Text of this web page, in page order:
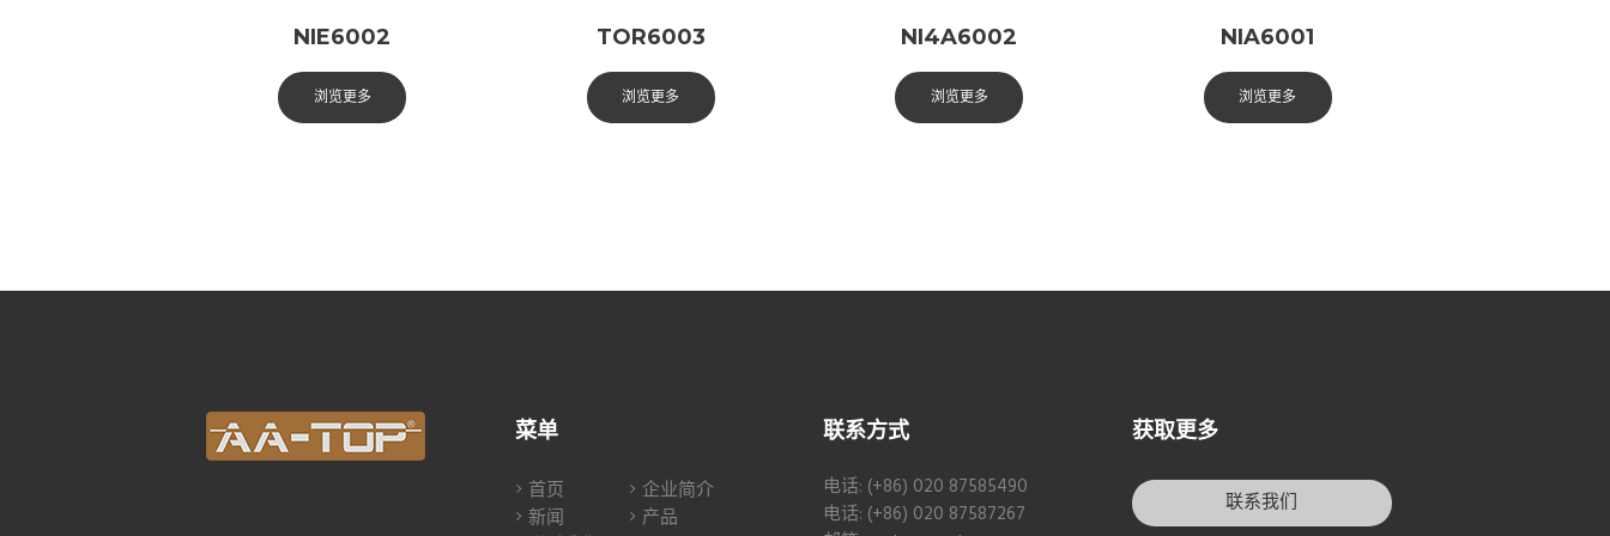
NIE6002
浏览更多
TOR6003
浏览更多
NI4A6002
浏览更多
NIA6001
浏览更多
菜单
首页
企业简介
新闻
产品
联系方式
电话: (+86) 020 87585490
电话: (+86) 020 87587267
获取更多
联系我们